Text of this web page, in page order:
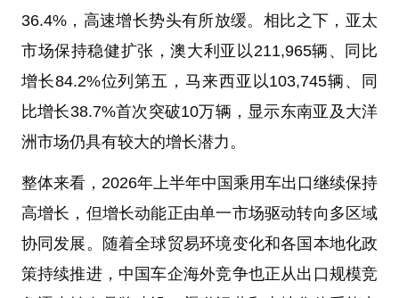
36.4%，高速增长势头有所放缓。相比之下，亚太
市场保持稳健扩张，澳大利亚以211,965辆、同比
增长84.2%位列第五，马来西亚以103,745辆、同
比增长38.7%首次突破10万辆，显示东南亚及大洋
洲市场仍具有较大的增长潜力。
整体来看，2026年上半年中国乘用车出口继续保持
高增长，但增长动能正由单一市场驱动转向多区域
协同发展。随着全球贸易环境变化和各国本地化政
策持续推进，中国车企海外竞争也正从出口规模竞